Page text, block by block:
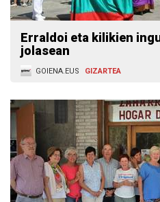
Erraldoi eta kilikien
jolasean
GOIENA.EUS GIZARTEA